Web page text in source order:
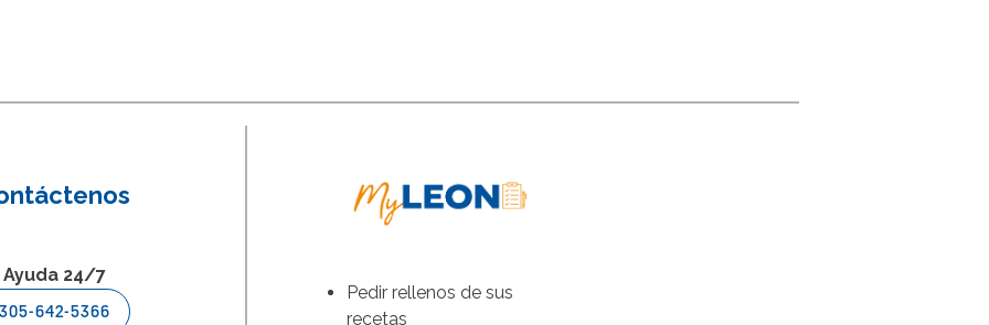
Ayuda 24/7
642-5366
Pedir rellenos de sus
recetas